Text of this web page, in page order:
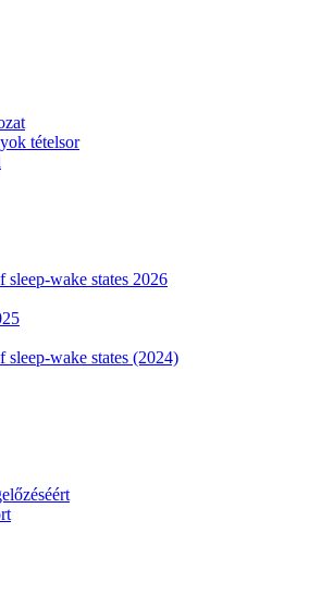
tételsor
wake states 2026
wake states (2024)